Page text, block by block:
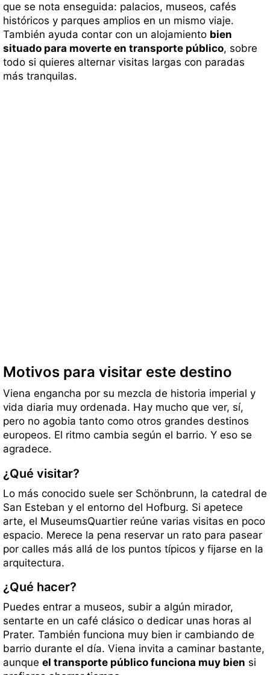
que se nota enseguida: palacios, museos, cafés
históricos y parques amplios en un mismo viaje.
También ayuda contar con un alojamiento bien
situado para moverte en transporte público, sobre
todo si quieres alternar visitas largas con paradas
más tranquilas.
Motivos para visitar este destino
Viena engancha por su mezcla de historia imperial y
vida diaria muy ordenada. Hay mucho que ver, sí,
pero no agobia tanto como otros grandes destinos
europeos. El ritmo cambia según el barrio. Y eso se
agradece.
¿Qué visitar?
Lo más conocido suele ser Schönbrunn, la catedral de
San Esteban y el entorno del Hofburg. Si apetece
arte, el MuseumsQuartier reúne varias visitas en poco
espacio. Merece la pena reservar un rato para pasear
por calles más allá de los puntos típicos y fijarse en la
arquitectura.
¿Qué hacer?
Puedes entrar a museos, subir a algún mirador,
sentarte en un café clásico o dedicar unas horas al
Prater. También funciona muy bien ir cambiando de
barrio durante el día. Viena invita a caminar bastante,
aunque el transporte público funciona muy bien si